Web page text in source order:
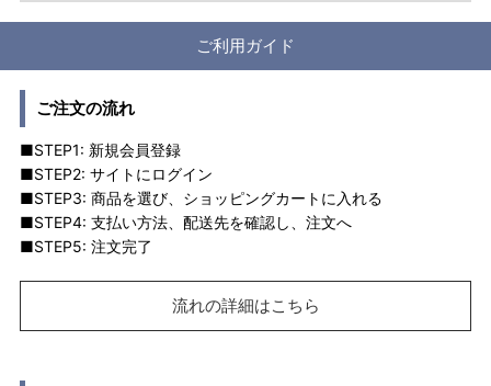
ご利用ガイド
ご注文の流れ
■STEP1: 新規会員登録
■STEP2: サイトにログイン
■STEP3: 商品を選び、ショッピングカートに入れる
■STEP4: 支払い方法、配送先を確認し、注文へ
■STEP5: 注文完了
流れの詳細はこちら